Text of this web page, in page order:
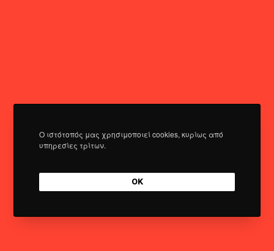
Ο ιστότοπός μας χρησιμοποιεί cookies, κυρίως από
υπηρεσίες τρίτων.
OK